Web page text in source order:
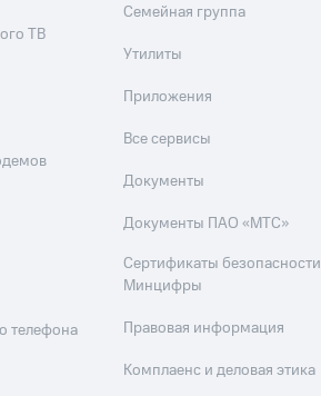
ТВ
телефона
Семейная группа
Утилиты
Приложения
Все сервисы
Документы
Документы ПАО «МТС»
Сертификаты безопасности
Минцифры
Правовая информация
Комплаенс и деловая этика